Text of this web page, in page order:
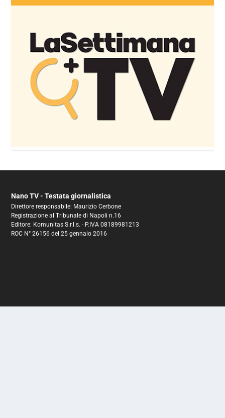
Nano TV - Testata giornalistica
Direttore responsabile: Maurizio Cerbone
Registrazione al Tribunale di Napoli n.16
Editore: Komunitas S.r.l.s. - P.IVA 08189981213
ROC N° 26156 del 25 gennaio 2016